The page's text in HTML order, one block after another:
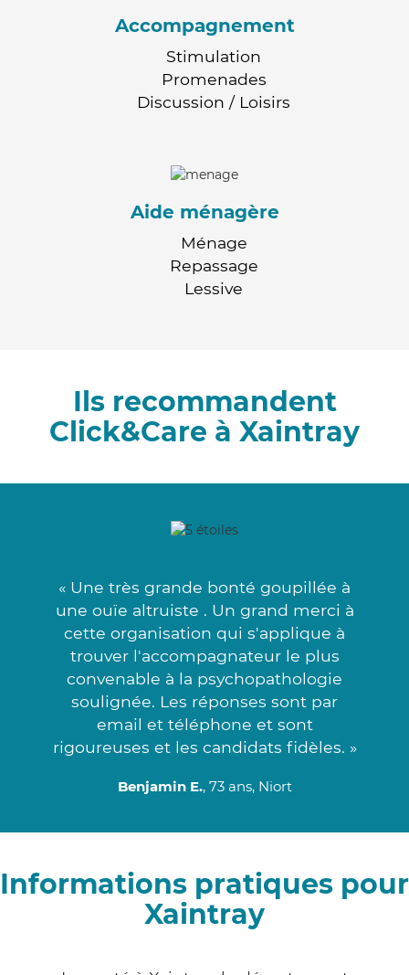
Accompagnement
Stimulation
Promenades
Discussion / Loisirs
Aide ménagère
Ménage
Repassage
Lessive
Ils recommandent
Click&Care à Xaintray
« Une très grande bonté goupillée à
une ouïe altruiste . Un grand merci à
cette organisation qui s'applique à
trouver l'accompagnateur le plus
convenable à la psychopathologie
soulignée. Les réponses sont par
email et téléphone et sont
rigoureuses et les candidats fidèles. »
Benjamin E., 73 ans, Niort
Informations pratiques pour
Xaintray